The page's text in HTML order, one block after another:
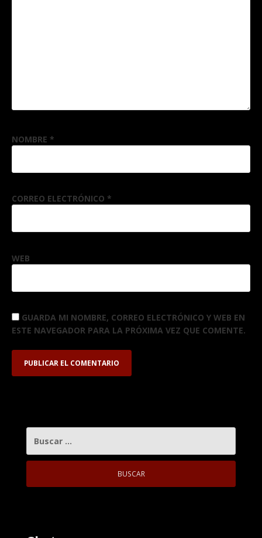
NOMBRE *
CORREO ELECTRÓNICO *
WEB
GUARDA MI NOMBRE, CORREO ELECTRÓNICO Y WEB EN
ESTE NAVEGADOR PARA LA PRÓXIMA VEZ QUE COMENTE.